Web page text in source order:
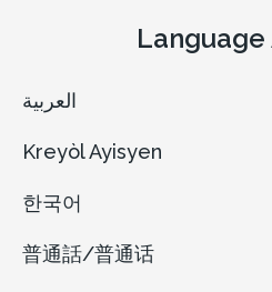
Language
Kreyòl Ayisyen
한국어
普通話/普通话